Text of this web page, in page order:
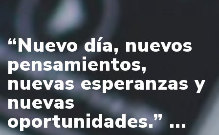
“Nuevo día, nuevos
pensamientos,
nuevas esperanzas y
nuevas
oportunidades.” ...